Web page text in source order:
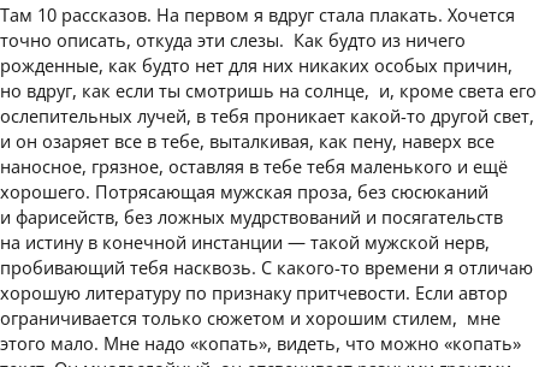
Там 10 рассказов. На первом я вдруг стала плакать. Хочется
точно описать, откуда эти слезы. Как будто из ничего
рожденные, как будто нет для них никаких особых причин,
но вдруг, как если ты смотришь на солнце, и, кроме света его
ослепительных лучей, в тебя проникает какой-то другой свет,
и он озаряет все в тебе, выталкивая, как пену, наверх все
наносное, грязное, оставляя в тебе тебя маленького и ещё
хорошего. Потрясающая мужская проза, без сюсюканий
и фарисейств, без ложных мудрствований и посягательств
на истину в конечной инстанции — такой мужской нерв,
пробивающий тебя насквозь. С какого-то времени я отличаю
хорошую литературу по признаку притчевости. Если автор
ограничивается только сюжетом и хорошим стилем, мне
этого мало. Мне надо «копать», видеть, что можно «копать»